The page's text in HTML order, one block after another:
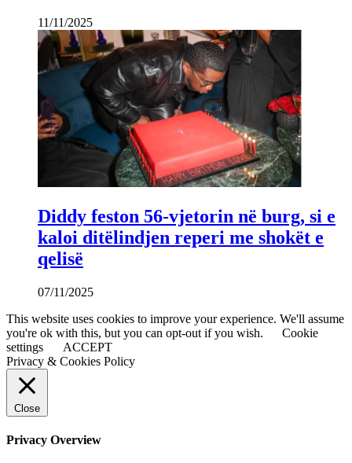
11/11/2025
Diddy feston 56-vjetorin në burg, si e
kaloi ditëlindjen reperi me shokët e
qelisë
07/11/2025
This website uses cookies to improve your experience. We'll assume
you're ok with this, but you can opt-out if you wish.
Cookie
settings
ACCEPT
Privacy & Cookies Policy
Close
Privacy Overview